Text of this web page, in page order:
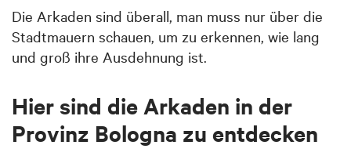
Die Arkaden sind überall, man muss nur über die
Stadtmauern schauen, um zu erkennen, wie lang
und groß ihre Ausdehnung ist.
Hier sind die Arkaden in der
Provinz Bologna zu entdecken